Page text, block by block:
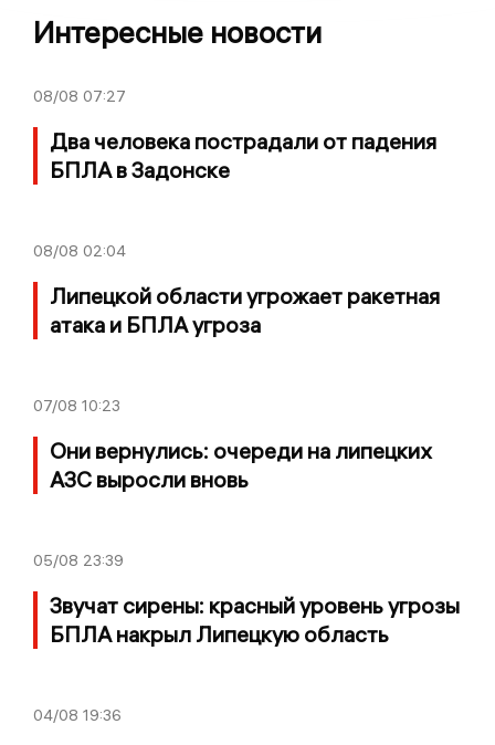
Интересные новости
08/08 07:27
Два человека пострадали от падения
БПЛА в Задонске
08/08 02:04
Липецкой области угрожает ракетная
атака и БПЛА угроза
07/08 10:23
Они вернулись: очереди на липецких
АЗС выросли вновь
05/08 23:39
Звучат сирены: красный уровень угрозы
БПЛА накрыл Липецкую область
04/08 19:36